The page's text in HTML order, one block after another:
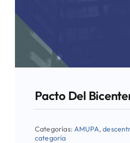
Pacto Del
Categorías: AMUPA,
categoría